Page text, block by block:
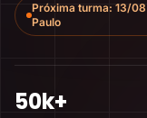
Próxima turma: 13/08
Paulo
50k+